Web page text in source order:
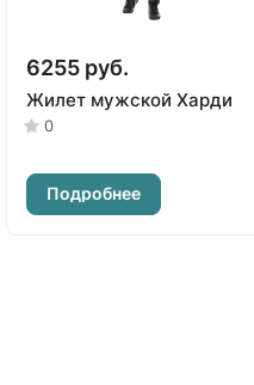
6255 руб.
Жилет мужской Харди
0
Подробнее